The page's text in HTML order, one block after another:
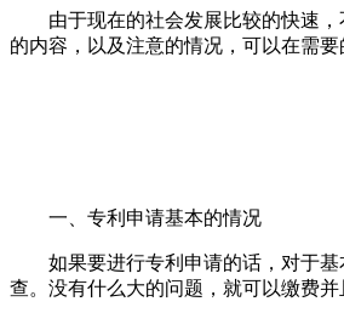
由于现在的社会发展比较的快速，
的内容，以及注意的情况，可以在需
一、专利申请基本的情况
如果要进行专利申请的话，对于基
查。没有什么大的问题，就可以缴费并